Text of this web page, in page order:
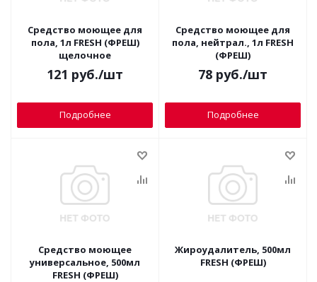
Средство моющее для
пола, 1л FRESH (ФРЕШ)
щелочное
121 руб./шт
Подробнее
Средство моющее для
пола, нейтрал., 1л FRESH
(ФРЕШ)
78 руб./шт
Подробнее
Средство моющее
универсальное, 500мл
FRESH (ФРЕШ)
Жироудалитель, 500мл
FRESH (ФРЕШ)